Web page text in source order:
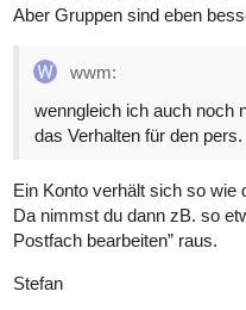
Aber Gruppen sind eben
wwm:
wenngleich ich auch noch
das Verhalten für den
Ein Konto verhält sich so wie
Da nimmst du dann zB. so
Postfach bearbeiten” raus.
Stefan